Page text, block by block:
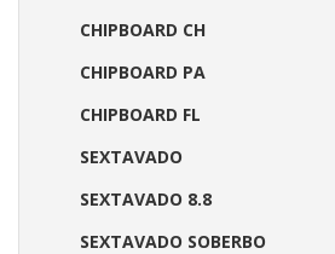
CHIPBOARD CH
CHIPBOARD PA
CHIPBOARD FL
SEXTAVADO
SEXTAVADO 8.8
SEXTAVADO SOBERBO